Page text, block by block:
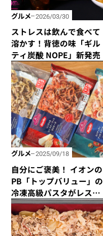
グルメ 2026/03/30
ストレスは飲んで食べて
溶かす！背徳の味「ギル
ティ炭酸 NOPE」新発売
グルメ 2025/09/18
自分にご褒美！ イオンの
PB「トップバリュー」の
冷凍高級パスタがレスト
ランばりのクオリティ
だった